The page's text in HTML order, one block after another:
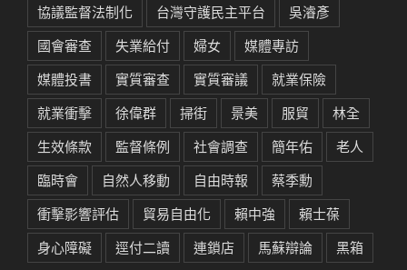
協議監督法制化
台灣守護民主平台
吳濬彥
國會審查
失業給付 婦女
媒體專訪
媒體投書
實質審查 實質審議
就業保險
就業衝擊
徐偉群 掃街 景美 服貿
林全
生效條款
監督條例 社會調查 簡年佑
老人
臨時會
自然人移動 自由時報
蔡季勳
衝擊影響評估
貿易自由化 賴中強
賴士葆
身心障礙
逕付二讀 連鎖店 馬蘇辯論 黑箱